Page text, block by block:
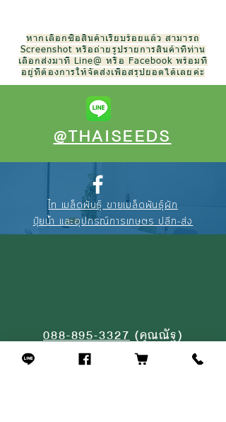
หากเลือกซื้อสินค้าเรียบร้อยแล้ว สามารถ
Screenshot หรือถ่ายรูปรายการสินค้าที่ท่าน
เลือกส่งมาที่ Line@ หรือ Facebook พร้อมที่
อยู่ที่ต้องการให้จัดส่งเพื่อสรุปยอดได้เลยค่ะ
@THAISEEDS
ไท เมล็ดพันธุ์ ขายเมล็ดพันธุ์ผัก
ปุ๋ยน้ำ และอุปกรณ์การเกษตร ปลีก-ส่ง
088-895-3327(คุณณัฐ)
094-256-2322
(คุณจุ้ย)